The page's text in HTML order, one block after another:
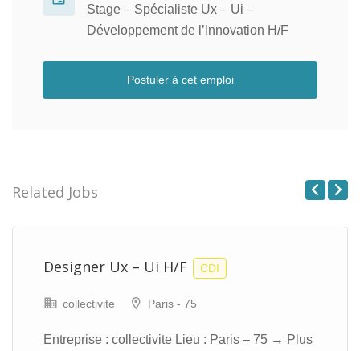
Stage – Spécialiste Ux – Ui –
Développement de l’Innovation H/F
Postuler à cet emploi
Related Jobs
Designer Ux – Ui H/F CDI
collectivite Paris - 75
Entreprise : collectivite Lieu : Paris – 75 → Plus